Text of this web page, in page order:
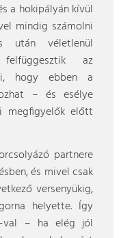
a hokipályán kívül
mindig számolni
után véletlenül
felfüggesztik az
hogy ebben a
– és esélye
megfigyelők előtt
partnere
és mivel csak
versenyükig,
helyette. Így
val – ha elég jól